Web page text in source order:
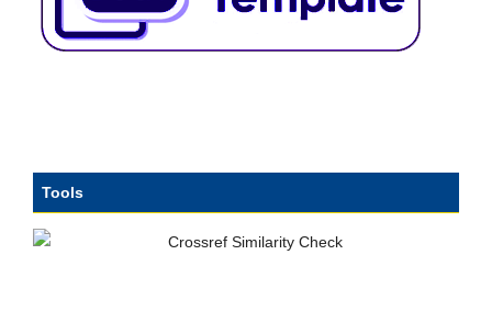
Tools